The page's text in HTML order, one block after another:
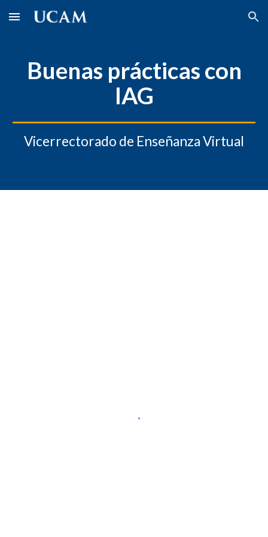
Skip to main content Skip to navigation
Buenas prácticas con
IAG
Vicerrectorado de Enseñanza Virtual